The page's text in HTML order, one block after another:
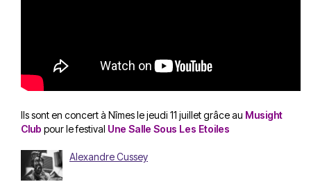
Ils sont en concert à Nîmes le jeudi 11 juillet grâce au Musight
Club pour le festival Une Salle Sous Les Etoiles
Alexandre Cussey